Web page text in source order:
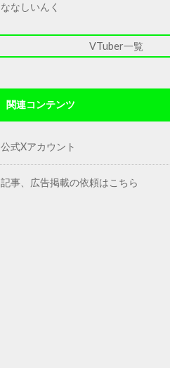
ななしいんく
VTuber一覧
関連コンテンツ
公式Xアカウント
記事、広告掲載の依頼はこちら